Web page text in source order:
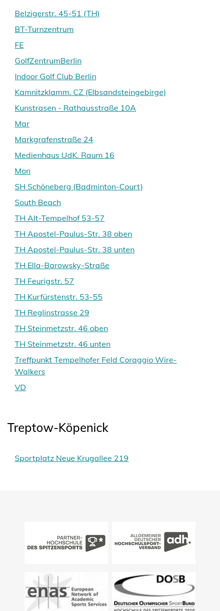
Belzigerstr. 45-51 (TH)
BT-Turnzentrum
FE
GolfZentrumBerlin
Indoor Golf Club Berlin
Kamnitzklamm. CZ (Elbsandsteingebirge)
Kunstrasen - Rathausstraße 10A
Mar
Markgrafenstraße 24
Medienhaus UdK. Raum 16
Mon
SH Schöneberg (Badminton-Court)
South Beach
TH Alt-Tempelhof 53-57
TH Apostel-Paulus-Str. 38 oben
TH Apostel-Paulus-Str. 38 unten
TH Ella-Barowsky-Straße
TH Feurigstr. 57
TH Kurfürstenstr. 53-55
TH Reglinstrasse 29
TH Steinmetzstr. 46 oben
TH Steinmetzstr. 46 unten
Treffpunkt Tempelhofer Feld Coraggio Wire-
Walkers
VD
Treptow-Köpenick
Sportplatz Neue Krugallee 219